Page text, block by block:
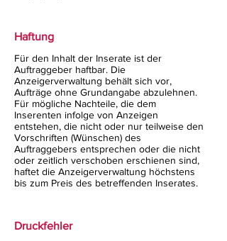
Haftung
Für den Inhalt der Inserate ist der
Auftraggeber haftbar. Die
Anzeigerverwaltung behält sich vor,
Aufträge ohne Grundangabe abzulehnen.
Für mögliche Nachteile, die dem
Inserenten infolge von Anzeigen
entstehen, die nicht oder nur teilweise den
Vorschriften (Wünschen) des
Auftraggebers entsprechen oder die nicht
oder zeitlich verschoben erschienen sind,
haftet die Anzeigerverwaltung höchstens
bis zum Preis des betreffenden Inserates.
Druckfehler